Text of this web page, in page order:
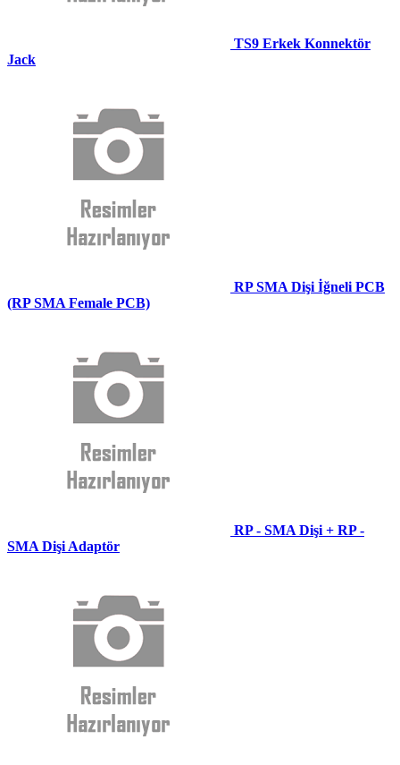
TS9 Erkek Konnektör
Jack
RP SMA Dişi İğneli PCB
(RP SMA Female PCB)
RP - SMA Dişi + RP -
SMA Dişi Adaptör